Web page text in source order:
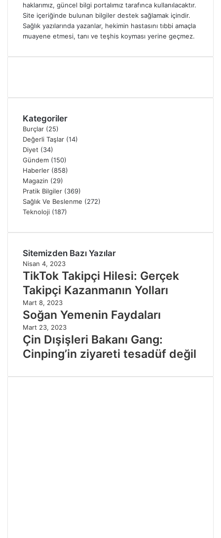
haklarımız, güncel bilgi portalımız tarafınca kullanılacaktır.
Site içeriğinde bulunan bilgiler destek sağlamak içindir.
Sağlık yazılarında yazanlar, hekimin hastasını tıbbi amaçla
muayene etmesi, tanı ve teşhis koyması yerine geçmez.
Kategoriler
Burçlar (25)
Değerli Taşlar (14)
Diyet (34)
Gündem (150)
Haberler (858)
Magazin (29)
Pratik Bilgiler (369)
Sağlık Ve Beslenme (272)
Teknoloji (187)
Sitemizden Bazı Yazılar
Nisan 4, 2023
TikTok Takipçi Hilesi: Gerçek
Takipçi Kazanmanın Yolları
Mart 8, 2023
Soğan Yemenin Faydaları
Mart 23, 2023
Çin Dışişleri Bakanı Gang:
Cinping’in ziyareti tesadüf değil